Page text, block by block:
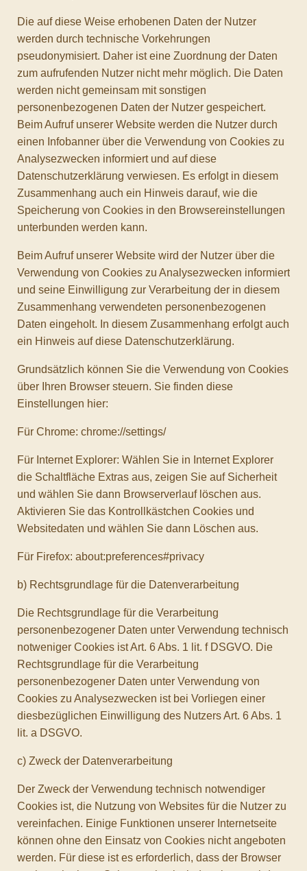
Die auf diese Weise erhobenen Daten der Nutzer
werden durch technische Vorkehrungen
pseudonymisiert. Daher ist eine Zuordnung der Daten
zum aufrufenden Nutzer nicht mehr möglich. Die Daten
werden nicht gemeinsam mit sonstigen
personenbezogenen Daten der Nutzer gespeichert.
Beim Aufruf unserer Website werden die Nutzer durch
einen Infobanner über die Verwendung von Cookies zu
Analysezwecken informiert und auf diese
Datenschutzerklärung verwiesen. Es erfolgt in diesem
Zusammenhang auch ein Hinweis darauf, wie die
Speicherung von Cookies in den Browsereinstellungen
unterbunden werden kann.
Beim Aufruf unserer Website wird der Nutzer über die
Verwendung von Cookies zu Analysezwecken informiert
und seine Einwilligung zur Verarbeitung der in diesem
Zusammenhang verwendeten personenbezogenen
Daten eingeholt. In diesem Zusammenhang erfolgt auch
ein Hinweis auf diese Datenschutzerklärung.
Grundsätzlich können Sie die Verwendung von Cookies
über Ihren Browser steuern. Sie finden diese
Einstellungen hier:
Für Chrome: chrome://settings/
Für Internet Explorer: Wählen Sie in Internet Explorer
die Schaltfläche Extras aus, zeigen Sie auf Sicherheit
und wählen Sie dann Browserverlauf löschen aus.
Aktivieren Sie das Kontrollkästchen Cookies und
Websitedaten und wählen Sie dann Löschen aus.
Für Firefox: about:preferences#privacy
b) Rechtsgrundlage für die Datenverarbeitung
Die Rechtsgrundlage für die Verarbeitung
personenbezogener Daten unter Verwendung technisch
notweniger Cookies ist Art. 6 Abs. 1 lit. f DSGVO. Die
Rechtsgrundlage für die Verarbeitung
personenbezogener Daten unter Verwendung von
Cookies zu Analysezwecken ist bei Vorliegen einer
diesbezüglichen Einwilligung des Nutzers Art. 6 Abs. 1
lit. a DSGVO.
c) Zweck der Datenverarbeitung
Der Zweck der Verwendung technisch notwendiger
Cookies ist, die Nutzung von Websites für die Nutzer zu
vereinfachen. Einige Funktionen unserer Internetseite
können ohne den Einsatz von Cookies nicht angeboten
werden. Für diese ist es erforderlich, dass der Browser